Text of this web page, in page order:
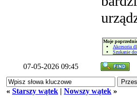
Moje
Akcesoria
Szukanie
07-05-2026 09:45
« Starszy wątek | Nowszy wątek »